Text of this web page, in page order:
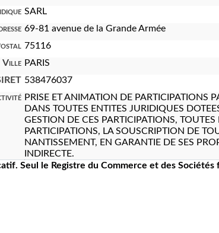
SARL
69-81 avenue de la Grande Armée
75116
Ville PARIS
538476037
PRISE ET ANIMATION DE PARTICIPATIONS
DANS TOUTES ENTITES JURIDIQUES
GESTION DE CES PARTICIPATIONS,
PARTICIPATIONS, LA SOUSCRIPTION DE
NANTISSEMENT, EN GARANTIE DE SES
INDIRECTE.
Seul le Registre du Commerce et des Sociétés